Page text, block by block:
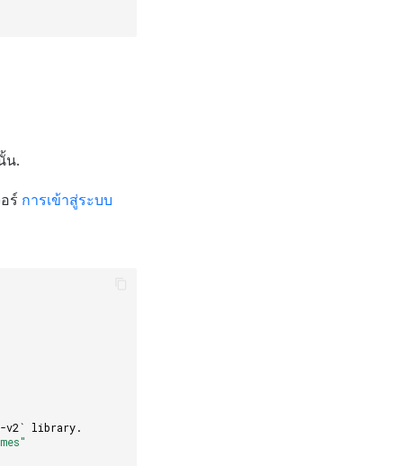
น.
ร์ การเข้าสู่ระบบ
v2` library.